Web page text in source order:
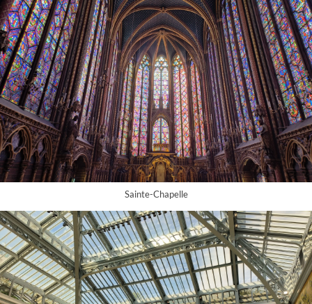
Sainte-Chapelle